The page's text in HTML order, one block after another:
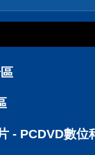
- PCDVD數位